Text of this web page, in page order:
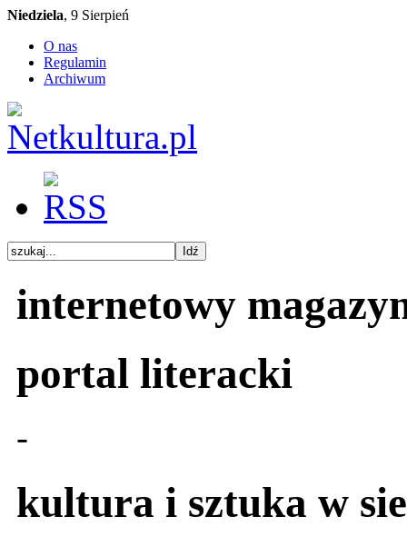
Niedziela, 9 Sierpień
O nas
Regulamin
Archiwum
internetowy
portal literacki
-
kultura i sztuka w